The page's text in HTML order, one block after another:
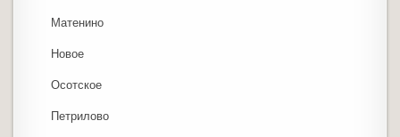
Матенино
Новое
Осотское
Петрилово